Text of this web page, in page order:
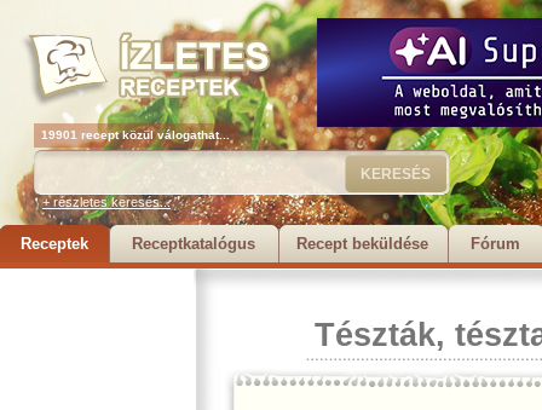
19901 recept közül válogathat...
+ részletes keresés...
Receptek Receptkatalógus Recept beküldése Fórum
Tészták,